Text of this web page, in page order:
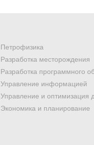
Петрофизика
Разработка месторождения
Разработка программного
Управление информацией
Управление и оптимизация
Экономика и планирование